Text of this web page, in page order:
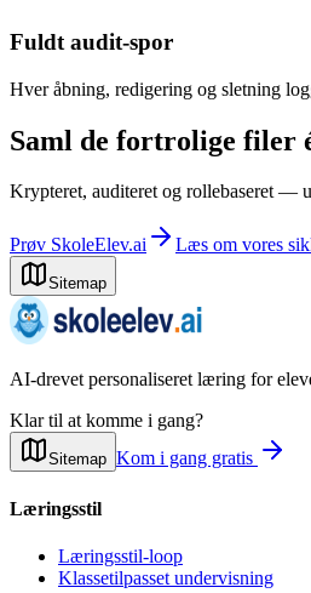
Fuldt audit-spor
Hver åbning, redigering og sletning
Saml de fortrolige filer
Krypteret, auditeret og rollebaseret —
Prøv SkoleElev.ai Læs om vores
Sitemap
AI-drevet personaliseret læring for
Klar til at komme i gang?
Sitemap Kom i gang gratis
Læringsstil
Læringsstil-loop
Klassetilpasset undervisning